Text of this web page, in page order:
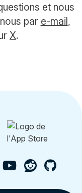
et nous
par e-mail,
X.